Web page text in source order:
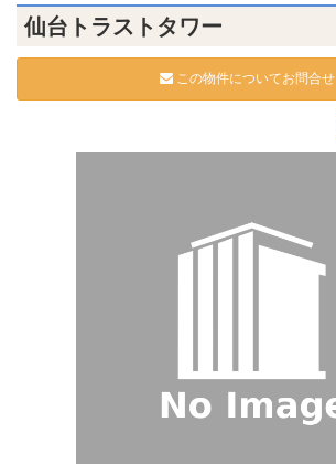
仙台トラストタワー
この物件についてお問合せ